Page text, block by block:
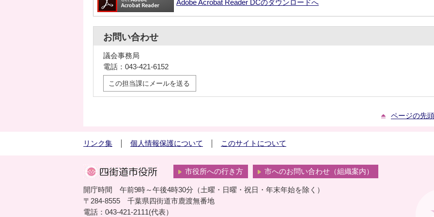
Adobe Acrobat Reader DCのダウンロードへ
お問い合わせ
議会事務局
電話：043-421-6152
この担当課にメールを送る
ページの先
リンク集 個人情報保護について このサイトについて
市役所への行き方 市へのお問い合わせ（組織案内）
開庁時間 午前9時～午後4時30分（土曜・日曜・祝日・年末年始を除く）
〒284-8555 千葉県四街道市鹿渡無番地
電話：043-421-2111(代表）